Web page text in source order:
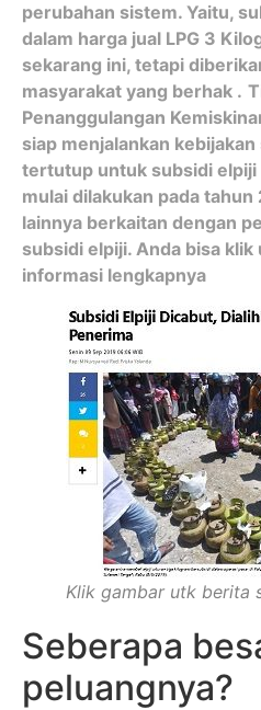
perubahan sistem. Yaitu,
dalam harga jual LPG 3
sekarang ini, tetapi
masyarakat yang berhak .
Penanggulangan
siap menjalankan
tertutup untuk subsidi elpiji
mulai dilakukan pada tahun
lainnya berkaitan dengan
subsidi elpiji. Anda bisa
informasi lengkapnya
Klik gambar utk berita
Seberapa
peluangnya?